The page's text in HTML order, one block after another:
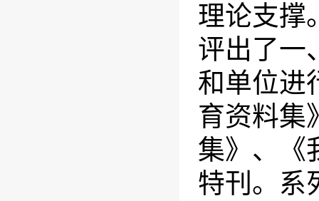
理论支撑
评出了一
和单位进
育资料集
集》、《
特刊。系